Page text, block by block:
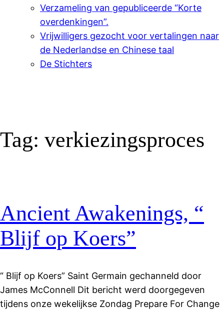
Verzameling van gepubliceerde “Korte
overdenkingen”.
Vrijwilligers gezocht voor vertalingen naar
de Nederlandse en Chinese taal
De Stichters
Tag: verkiezingsproces
Ancient Awakenings, “
Blijf op Koers”
“ Blijf op Koers” Saint Germain gechanneld door
James McConnell Dit bericht werd doorgegeven
tijdens onze wekelijkse Zondag Prepare For Change